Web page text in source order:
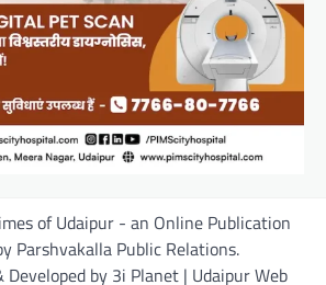
of Udaipur - an Online Publication
Parshvakalla Public Relations.
Developed by 3i Planet | Udaipur Web